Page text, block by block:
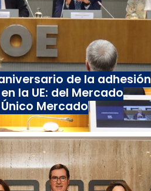
aniversario de la adhesión
la UE: del Mercado
Mercado